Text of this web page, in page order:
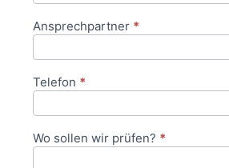
Ansprechpartner *
Telefon *
Wo sollen wir prüfen? *